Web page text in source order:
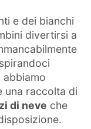
e dei bianchi
divertirsi a
abbiamo
una raccolta di
di neve che